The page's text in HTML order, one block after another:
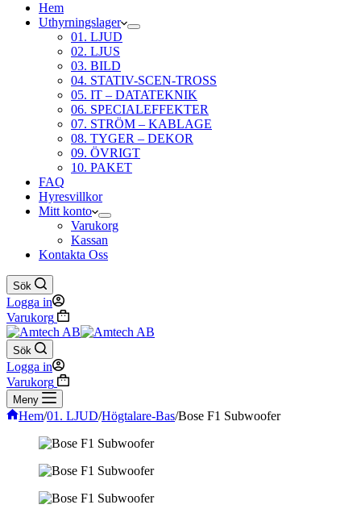
Hem
Uthyrningslager
01. LJUD
02. LJUS
03. BILD
04. STATIV-SCEN-TROSS
05. IT – DATATEKNIK
06. SPECIALEFFEKTER
07. STRÖM – KABLAGE
08. TYGER – DEKOR
09. ÖVRIGT
10. PAKET
FAQ
Hyresvillkor
Mitt konto
Varukorg
Kassan
Kontakta Oss
Sök
Logga in
Varukorg
Sök
Logga in
Varukorg
Meny
Hem/01. LJUD/Högtalare-Bas/Bose F1 Subwoofer